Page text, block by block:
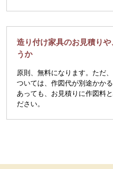
造り付け家具のお見積り
うか
原則、無料になります。ただ
ついては、作図代が別途かか
あっても、お見積りに作図料
ださい。